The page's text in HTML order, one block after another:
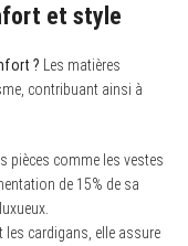
et style
? Les matières
contribuant ainsi à
pièces comme les vestes
de 15% de sa
les cardigans, elle assure